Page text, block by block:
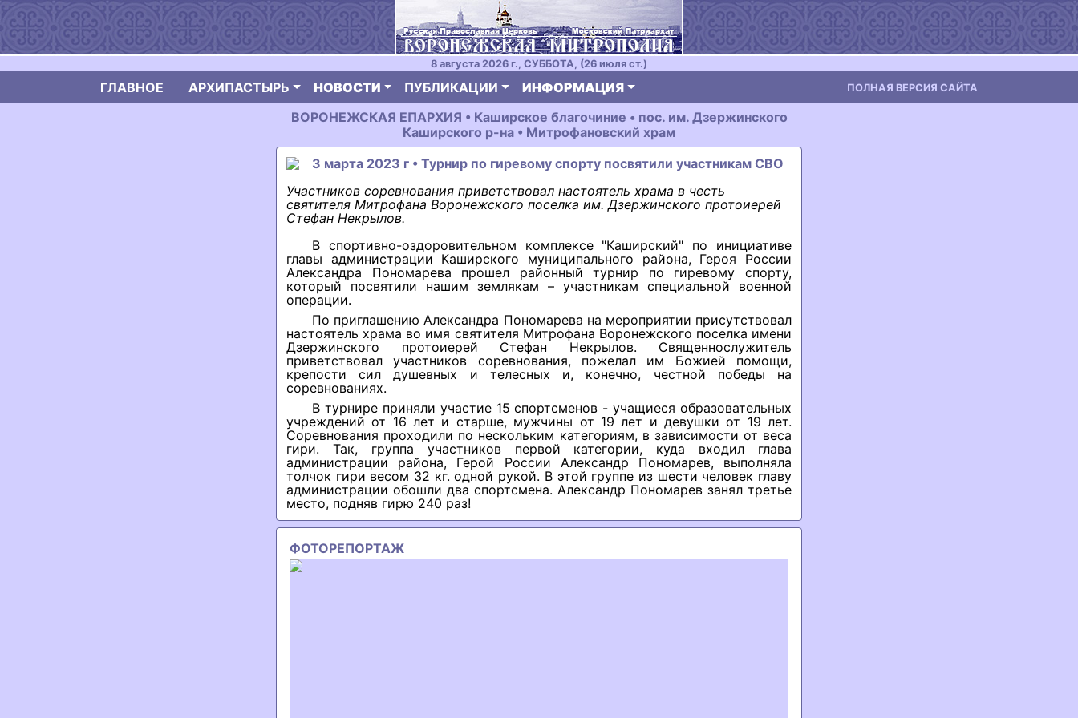
8 августа 2026 г., СУББОТА, (26 июля ст.)
ГЛАВНОЕ АРХИПАСТЫРЬ НОВОСТИ ПУБЛИКАЦИИ ИНФОРМАЦИЯ ПОЛНАЯ ВЕРСИЯ САЙТА
ВОРОНЕЖСКАЯ ЕПАРХИЯ • Каширское благочиние • пос. им. Дзержинского
Каширского р-на • Митрофановский храм
3 марта 2023 г • Турнир по гиревому спорту посвятили участникам СВО
Участников соревнования приветствовал настоятель храма в честь
святителя Митрофана Воронежского поселка им. Дзержинского протоиерей
Стефан Некрылов.
В спортивно-оздоровительном комплексе "Каширский" по инициативе
главы администрации Каширского муниципального района, Героя России
Александра Пономарева прошел районный турнир по гиревому спорту,
который посвятили нашим землякам – участникам специальной военной
операции.
По приглашению Александра Пономарева на мероприятии присутствовал
настоятель храма во имя святителя Митрофана Воронежского поселка имени
Дзержинского протоиерей Стефан Некрылов. Священнослужитель
приветствовал участников соревнования, пожелал им Божией помощи,
крепости сил душевных и телесных и, конечно, честной победы на
соревнованиях.
В турнире приняли участие 15 спортсменов - учащиеся образовательных
учреждений от 16 лет и старше, мужчины от 19 лет и девушки от 19 лет.
Соревнования проходили по нескольким категориям, в зависимости от веса
гири. Так, группа участников первой категории, куда входил глава
администрации района, Герой России Александр Пономарев, выполняла
толчок гири весом 32 кг. одной рукой. В этой группе из шести человек главу
администрации обошли два спортсмена. Александр Пономарев занял третье
место, подняв гирю 240 раз!
ФОТОРЕПОРТАЖ